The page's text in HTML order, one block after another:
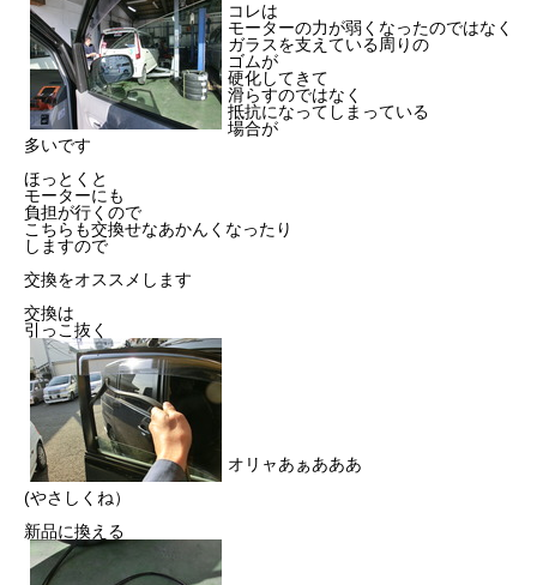
コレは
モーターの力が弱くなったのではなく
ガラスを支えている周りの
ゴムが
硬化してきて
滑らすのではなく
抵抗になってしまっている
場合が
多いです
ほっとくと
モーターにも
負担が行くので
こちらも交換せなあかんくなったり
しますので
交換をオススメします
交換は
引っこ抜く
オリャあぁあああ
(やさしくね）
新品に換える